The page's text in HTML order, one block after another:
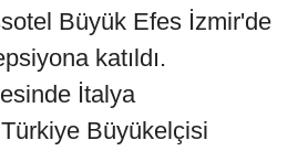
Büyük Efes İzmir'de
katıldı.
İtalya
Büyükelçisi